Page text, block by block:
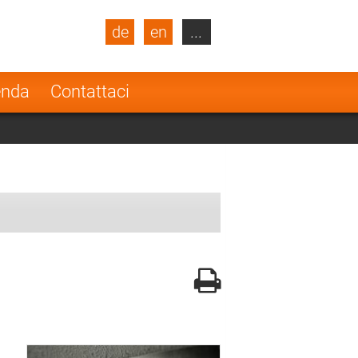
Contattaci
de en
Turkey
Netherlands
...